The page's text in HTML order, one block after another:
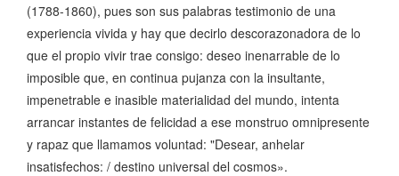
(1788-1860), pues son sus palabras testimonio de una
experiencia vivida y hay que decirlo descorazonadora de lo
que el propio vivir trae consigo: deseo inenarrable de lo
imposible que, en continua pujanza con la insultante,
impenetrable e inasible materialidad del mundo, intenta
arrancar instantes de felicidad a ese monstruo omnipresente
y rapaz que llamamos voluntad: "Desear, anhelar
insatisfechos: / destino universal del cosmos».